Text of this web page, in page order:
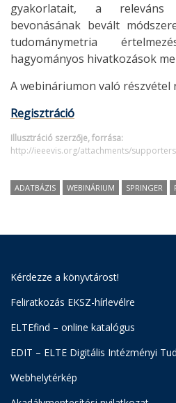
gyakorlatait, a releváns
bevonásának bevált
tudománymetria
hagyományos hivatkozások
A webináriumon való
Regisztráció
Illusztráció szerzője, forrása:
http://ieeevis.org/attachments/
ADATBÁZIS WEBINÁRIUM SPRINGER
Kérdezze a könyvtárost!
Feliratkozás EKSZ-hírlevélre
ELTEfind – online katalógus
EDIT – ELTE Digitális Intézményi
Webhelytérkép